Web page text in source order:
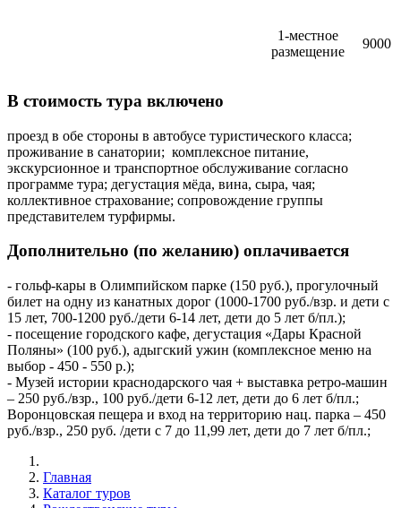
1-местное
размещение
9000
В стоимость тура включено
проезд в обе стороны в автобусе туристического класса;
проживание в санатории; комплексное питание,
экскурсионное и транспортное обслуживание согласно
программе тура; дегустация мёда, вина, сыра, чая;
коллективное страхование; сопровождение группы
представителем турфирмы.
Дополнительно (по желанию) оплачивается
- гольф-кары в Олимпийском парке (150 руб.), прогулочный
билет на одну из канатных дорог (1000-1700 руб./взр. и дети с
15 лет, 700-1200 руб./дети 6-14 лет, дети до 5 лет б/пл.);
- посещение городского кафе, дегустация «Дары Красной
Поляны» (100 руб.), адыгский ужин (комплексное меню на
выбор - 450 - 550 р.);
- Музей истории краснодарского чая + выставка ретро-машин
– 250 руб./взр., 100 руб./дети 6-12 лет, дети до 6 лет б/пл.;
Воронцовская пещера и вход на территорию нац. парка – 450
руб./взр., 250 руб. /дети с 7 до 11,99 лет, дети до 7 лет б/пл.;
Главная
Каталог туров